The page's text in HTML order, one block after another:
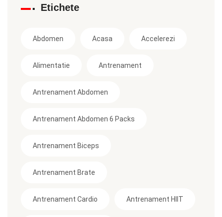
Etichete
Abdomen Acasa Accelerezi
Alimentatie Antrenament
Antrenament Abdomen
Antrenament Abdomen 6 Packs
Antrenament Biceps
Antrenament Brate
Antrenament Cardio Antrenament HIIT